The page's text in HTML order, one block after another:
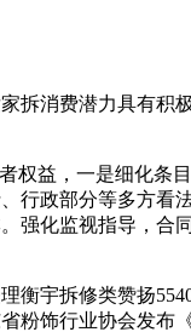
消费潜力具有积
益，一是细化条
行政部分等多方
强化监视指导，
宇拆修类赞扬
粉饰行业协会发布